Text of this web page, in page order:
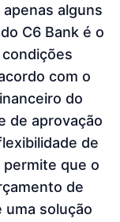
alguns
C6 Bank é o
com o
do
de aprovação
de
que o
de
solução